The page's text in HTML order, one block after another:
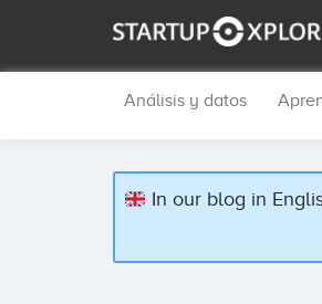
Análisis y datos
In our blog in